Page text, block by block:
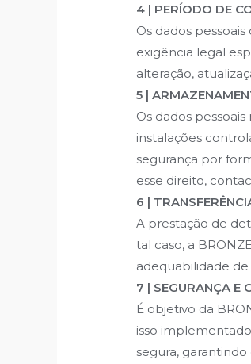
4 | PERÍODO DE
Os dados
exigência legal
alteração,
5 |
Os dados
instalações
segurança por
esse direito,
6 |
A prestação de
tal caso, a
adequabilidade de
7 | SEGURANÇA E
É objetivo da
isso
segura,